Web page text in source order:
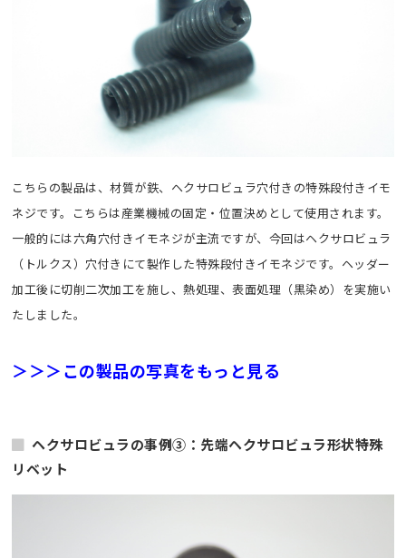
こちらの製品は、材質が鉄、ヘクサロビュラ穴付きの特殊段付きイモ
ネジです。こちらは産業機械の固定・位置決めとして使用されます。
一般的には六角穴付きイモネジが主流ですが、今回はヘクサロビュラ
（トルクス）穴付きにて製作した特殊段付きイモネジです。ヘッダー
加工後に切削二次加工を施し、熱処理、表面処理（黒染め）を実施い
たしました。
＞＞＞この製品の写真をもっと見る
ヘクサロビュラの事例③：先端ヘクサロビュラ形状特殊
リベット